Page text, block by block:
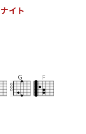
ナイ ト
G F